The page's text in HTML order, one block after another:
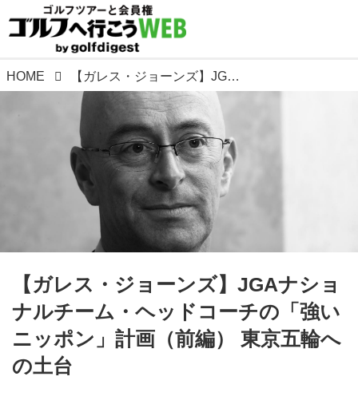
HOME 【ガレス・ジョーンズ】JGAナショナルチーム・ヘッドコーチの「強いニッポン」計画（前編） 東京五輪への土台
【ガレス・ジョーンズ】JGAナショ
ナルチーム・ヘッドコーチの「強い
ニッポン」計画（前編） 東京五輪へ
の土台